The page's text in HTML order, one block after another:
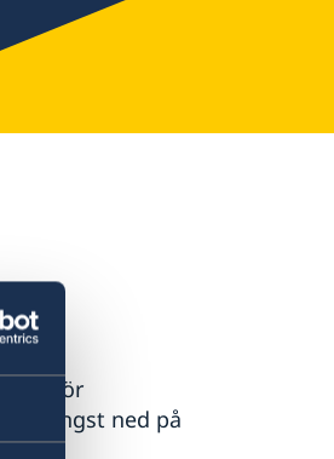
för
du längst ned på